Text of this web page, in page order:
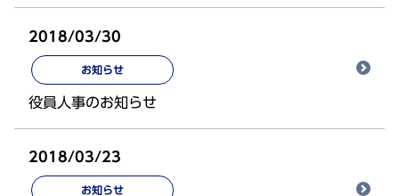
2018/03/30
お知らせ
役員人事のお知らせ
2018/03/23
お知らせ